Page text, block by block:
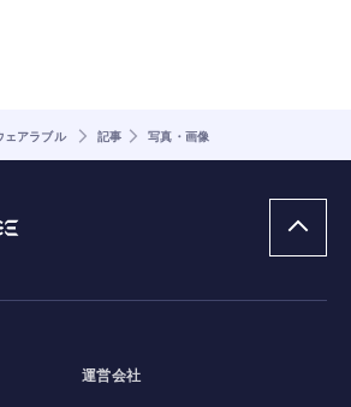
ェアラブル 記事 写真・画像
運営会社